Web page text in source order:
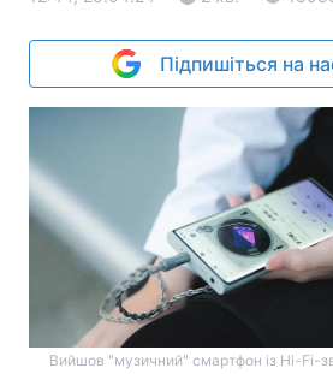
Підпишіться на
Вийшов "музичний" смартфон із Hi-Fi-